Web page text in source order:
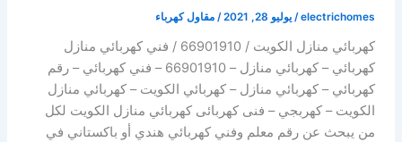
electrichomes
/ يوليو 28, 2021 / مقاول كهرباء
كهربائي منازل الكويت / 66901910 / فني كهربائي منازل
كهربائي – كهربائي منازل – 66901910 – فني كهربائي – رقم
كهربائي – كهربائي منازل – كهربائي الكويت – كهربائي منازل
الكويت – كهربجي – فنى كهربائى كهربائي منازل الكويت لكل
من يبحث عن رقم معلم وفني كهربائي هندي أو باكستاني في